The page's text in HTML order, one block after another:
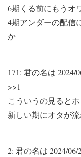
6期くる前にもうオ
4期アンダーの配信
か
171: 君の名は 2024/
>>1
こういうの見ると
新しい期にオタが
2: 君の名は 2024/